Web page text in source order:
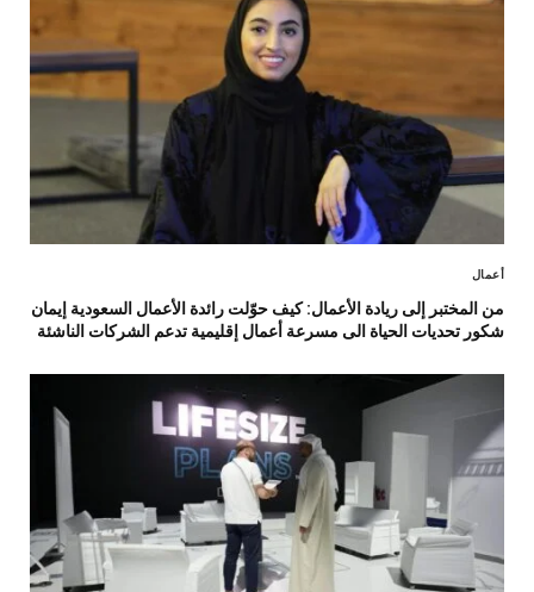
أعمال
من المختبر إلى ريادة الأعمال: كيف حوّلت رائدة الأعمال السعودية إيمان
شكور تحديات الحياة الى مسرعة أعمال إقليمية تدعم الشركات الناشئة